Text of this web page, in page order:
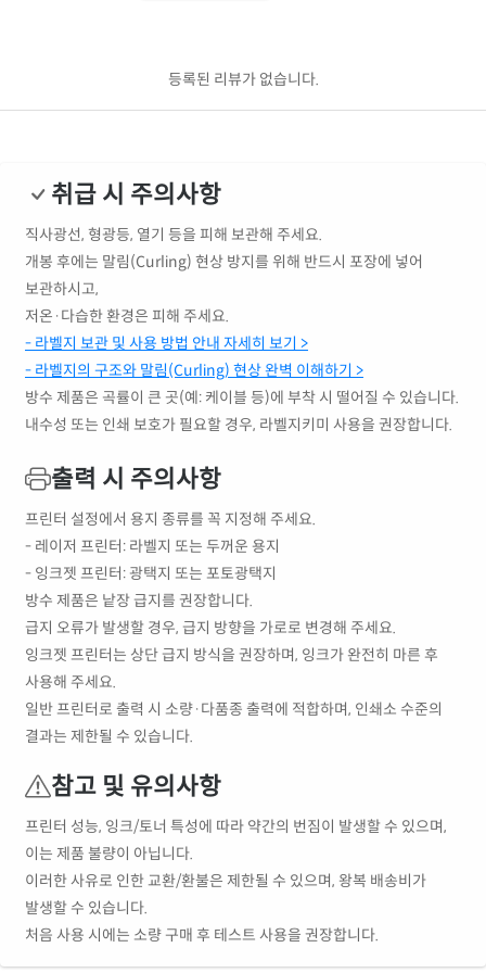
등록된 리뷰가 없습니다.
취급 시 주의사항
직사광선, 형광등, 열기 등을 피해 보관해 주세요.
개봉 후에는 말림(Curling) 현상 방지를 위해 반드시 포장에 넣어
보관하시고,
저온·다습한 환경은 피해 주세요.
- 라벨지 보관 및 사용 방법 안내 자세히 보기 >
- 라벨지의 구조와 말림(Curling) 현상 완벽 이해하기 >
방수 제품은 곡률이 큰 곳(예: 케이블 등)에 부착 시 떨어질 수 있습니다.
내수성 또는 인쇄 보호가 필요할 경우, 라벨지키미 사용을 권장합니다.
출력 시 주의사항
프린터 설정에서 용지 종류를 꼭 지정해 주세요.
- 레이저 프린터: 라벨지 또는 두꺼운 용지
- 잉크젯 프린터: 광택지 또는 포토광택지
방수 제품은 낱장 급지를 권장합니다.
급지 오류가 발생할 경우, 급지 방향을 가로로 변경해 주세요.
잉크젯 프린터는 상단 급지 방식을 권장하며, 잉크가 완전히 마른 후
사용해 주세요.
일반 프린터로 출력 시 소량·다품종 출력에 적합하며, 인쇄소 수준의
결과는 제한될 수 있습니다.
참고 및 유의사항
프린터 성능, 잉크/토너 특성에 따라 약간의 번짐이 발생할 수 있으며,
이는 제품 불량이 아닙니다.
이러한 사유로 인한 교환/환불은 제한될 수 있으며, 왕복 배송비가
발생할 수 있습니다.
처음 사용 시에는 소량 구매 후 테스트 사용을 권장합니다.